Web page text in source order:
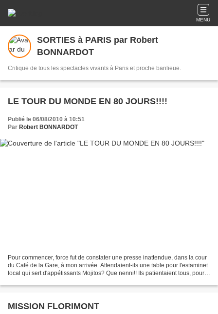
MENU
SORTIES à PARIS par Robert
BONNARDOT
Critique de tous les spectacles vivants à Paris et proche banlieue.
LE TOUR DU MONDE EN 80 JOURS!!!!
Publié le 06/08/2010 à 10:51
Par Robert BONNARDOT
Pour commencer, force fut de constater une presse inattendue, dans la cour
du Café de la Gare, à mon arrivée. Attendaient-ils une table pour l'estaminet
local qui sert d'appétissants Mojitos? Que nenni!! Ils patientaient tous, pour
MISSION FLORIMONT